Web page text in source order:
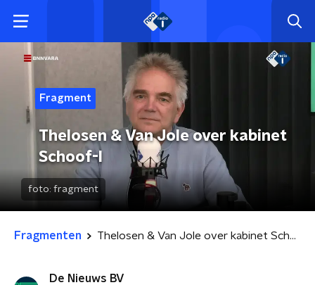
Fragment
Thelosen & Van Jole over kabinet
Schoof-I
foto: fragment
Fragmenten Thelosen & Van Jole over kabinet Schoof-I
De Nieuws BV